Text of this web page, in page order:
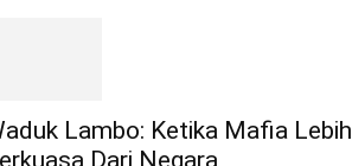
Lambo: Ketika Mafia Lebih